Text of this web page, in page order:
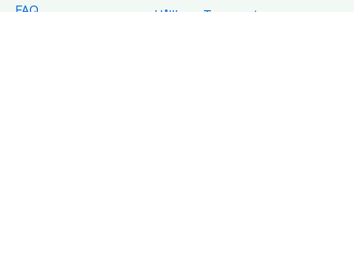
FAQ
Hållbara Transporter